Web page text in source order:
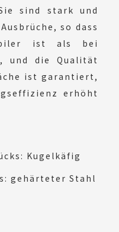
sind stark und
so dass
ist als bei
und die Qualität
ist garantiert,
erhöht
Kugelkäfig
gehärteter Stahl